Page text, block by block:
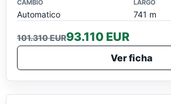
CAMBIO
Automatico
LARGO
741 m
101.310 EUR93.110 EUR
Ver ficha